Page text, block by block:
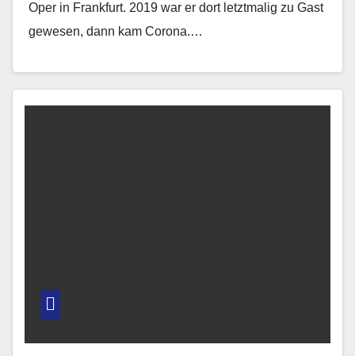
Oper in Frankfurt. 2019 war er dort letztmalig zu Gast
gewesen, dann kam Corona.…